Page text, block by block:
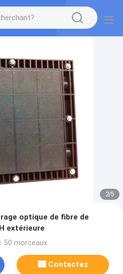
3/5
optique de fibre de
extérieure
50 morceaux
Contactez